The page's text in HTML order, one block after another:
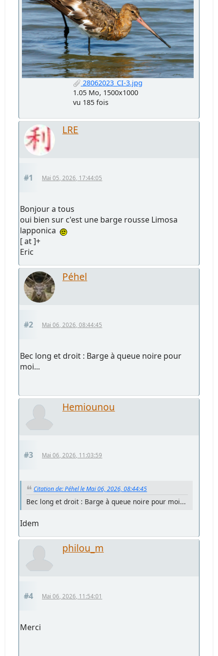
28062023_CI-3.jpg
1.05 Mo, 1500x1000
vu 185 fois
LRE
#1 Mai 05, 2026, 17:44:05
Bonjour a tous
oui bien sur c'est une barge rousse Limosa
lapponica
[ at ]+
Eric
Péhel
#2 Mai 06, 2026, 08:44:45
Bec long et droit : Barge à queue noire pour
moi...
Hemiounou
#3 Mai 06, 2026, 11:03:59
Citation de: Péhel le Mai 06, 2026, 08:44:45
Bec long et droit : Barge à queue noire pour moi...
Idem
philou_m
#4 Mai 06, 2026, 11:54:01
Merci